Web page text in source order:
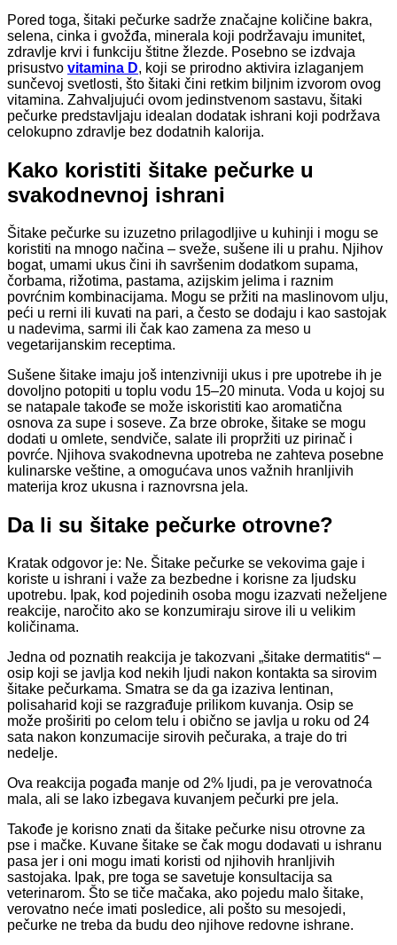
Pored toga, šitaki pečurke sadrže značajne količine bakra,
selena, cinka i gvožđa, minerala koji podržavaju imunitet,
zdravlje krvi i funkciju štitne žlezde. Posebno se izdvaja
prisustvo vitamina D, koji se prirodno aktivira izlaganjem
sunčevoj svetlosti, što šitaki čini retkim biljnim izvorom ovog
vitamina. Zahvaljujući ovom jedinstvenom sastavu, šitaki
pečurke predstavljaju idealan dodatak ishrani koji podržava
celokupno zdravlje bez dodatnih kalorija.
Kako koristiti šitake pečurke u
svakodnevnoj ishrani
Šitake pečurke su izuzetno prilagodljive u kuhinji i mogu se
koristiti na mnogo načina – sveže, sušene ili u prahu. Njihov
bogat, umami ukus čini ih savršenim dodatkom supama,
čorbama, rižotima, pastama, azijskim jelima i raznim
povrćnim kombinacijama. Mogu se pržiti na maslinovom ulju,
peći u rerni ili kuvati na pari, a često se dodaju i kao sastojak
u nadevima, sarmi ili čak kao zamena za meso u
vegetarijanskim receptima.
Sušene šitake imaju još intenzivniji ukus i pre upotrebe ih je
dovoljno potopiti u toplu vodu 15–20 minuta. Voda u kojoj su
se natapale takođe se može iskoristiti kao aromatična
osnova za supe i soseve. Za brze obroke, šitake se mogu
dodati u omlete, sendviče, salate ili propržiti uz pirinač i
povrće. Njihova svakodnevna upotreba ne zahteva posebne
kulinarske veštine, a omogućava unos važnih hranljivih
materija kroz ukusna i raznovrsna jela.
Da li su šitake pečurke otrovne?
Kratak odgovor je: Ne. Šitake pečurke se vekovima gaje i
koriste u ishrani i važe za bezbedne i korisne za ljudsku
upotrebu. Ipak, kod pojedinih osoba mogu izazvati neželjene
reakcije, naročito ako se konzumiraju sirove ili u velikim
količinama.
Jedna od poznatih reakcija je takozvani „šitake dermatitis“ –
osip koji se javlja kod nekih ljudi nakon kontakta sa sirovim
šitake pečurkama. Smatra se da ga izaziva lentinan,
polisaharid koji se razgrađuje prilikom kuvanja. Osip se
može proširiti po celom telu i obično se javlja u roku od 24
sata nakon konzumacije sirovih pečuraka, a traje do tri
nedelje.
Ova reakcija pogađa manje od 2% ljudi, pa je verovatnoća
mala, ali se lako izbegava kuvanjem pečurki pre jela.
Takođe je korisno znati da šitake pečurke nisu otrovne za
pse i mačke. Kuvane šitake se čak mogu dodavati u ishranu
pasa jer i oni mogu imati koristi od njihovih hranljivih
sastojaka. Ipak, pre toga se savetuje konsultacija sa
veterinarom. Što se tiče mačaka, ako pojedu malo šitake,
verovatno neće imati posledice, ali pošto su mesojedi,
pečurke ne treba da budu deo njihove redovne ishrane.